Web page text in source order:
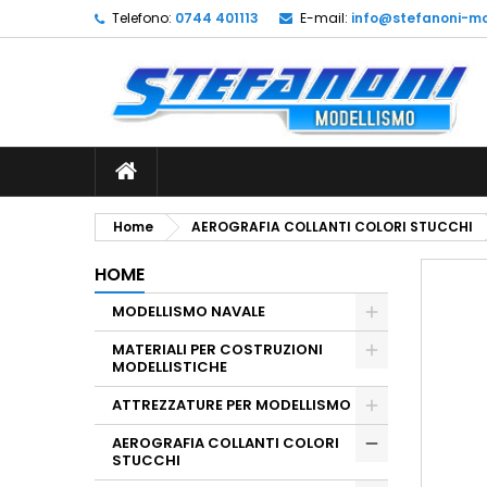
Telefono: 0744 401113 E-mail: info@stefanoni-
Home AEROGRAFIA COLLANTI COLORI STUCCHI
HOME
MODELLISMO NAVALE
MATERIALI PER COSTRUZIONI
MODELLISTICHE
ATTREZZATURE PER MODELLISMO
AEROGRAFIA COLLANTI COLORI
STUCCHI